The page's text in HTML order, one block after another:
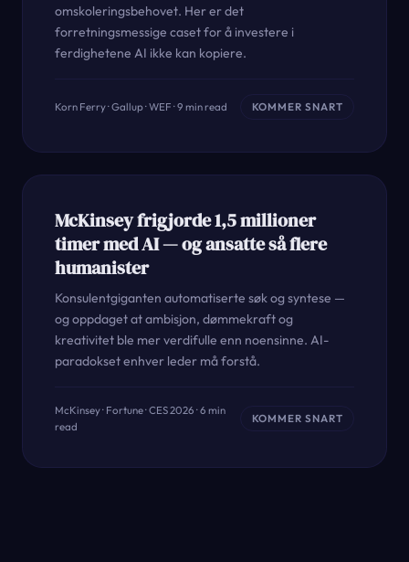
omskoleringsbehovet. Her er det
forretningsmessige caset for å investere i
ferdighetene AI ikke kan kopiere.
Korn Ferry · Gallup · WEF · 9 min read KOMMER SNART
McKinsey frigjorde 1,5 millioner
timer med AI — og ansatte så flere
humanister
Konsulentgiganten automatiserte søk og syntese —
og oppdaget at ambisjon, dømmekraft og
kreativitet ble mer verdifulle enn noensinne. AI-
paradokset enhver leder må forstå.
McKinsey · Fortune · CES 2026 · 6 min
read
KOMMER SNART